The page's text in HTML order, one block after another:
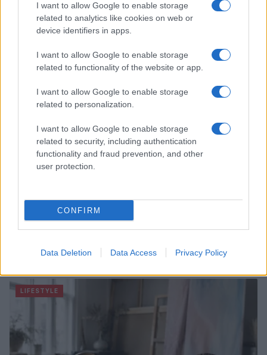
I want to allow Google to enable storage
related to analytics like cookies on web or
device identifiers in apps.
I want to allow Google to enable storage
related to functionality of the website or app.
I want to allow Google to enable storage
related to personalization.
I want to allow Google to enable storage
related to security, including authentication
functionality and fraud prevention, and other
user protection.
CONFIRM
Data Deletion Data Access Privacy Policy
Copenhagen Fashion Week SS27: le novità che stanno
rivoluzionando la moda
mare e storia
LIFESTYLE